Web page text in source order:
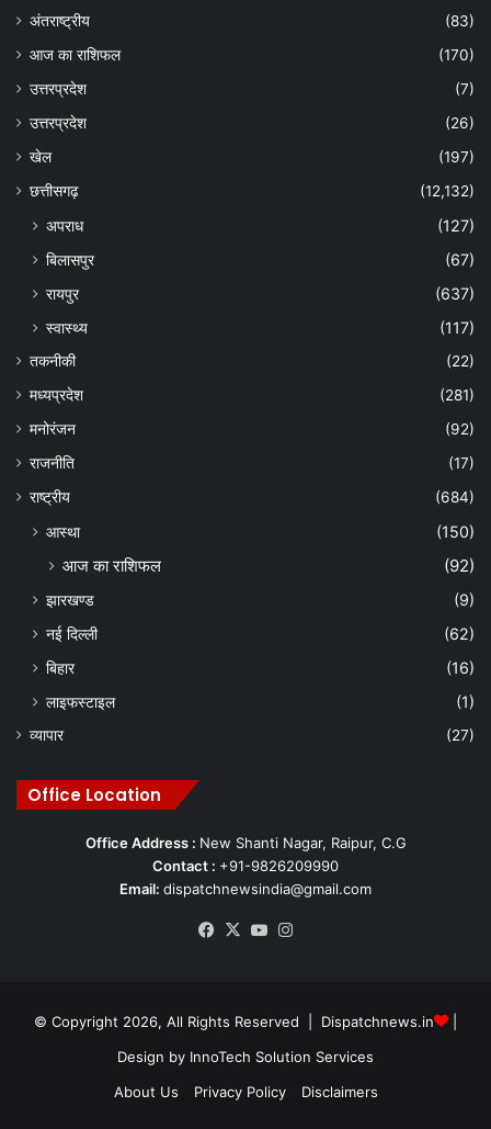
अंतराष्ट्रीय
(83)
आज का राशिफल
(170)
उत्तरप्रदेश
(7)
उत्तरप्रदेश
(26)
खेल
(197)
छत्तीसगढ़
(12,132)
अपराध
(127)
बिलासपुर
(67)
रायपुर
(637)
स्वास्थ्य
(117)
तकनीकी
(22)
मध्यप्रदेश
(281)
मनोरंजन
(92)
राजनीति
(17)
राष्ट्रीय
(684)
आस्था (150)
आज का राशिफल (92)
झारखण्ड
(9)
नई दिल्ली
(62)
बिहार
(16)
लाइफस्टाइल
(1)
व्यापार (27)
Office Location
Office Address : New Shanti Nagar, Raipur, C.G
Contact : +91-9826209990
Email: dispatchnewsindia@gmail.com
Facebook
X YouTube
© Copyright 2026, All Rights Reserved | Dispatchnews.in
Design by InnoTech Solution Services
About Us
Privacy Policy Disclaimers